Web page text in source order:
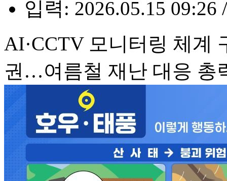
입력: 2026.05.15 09:26
AI·CCTV 모니터링 체계
권…여름철 재난 대응 총